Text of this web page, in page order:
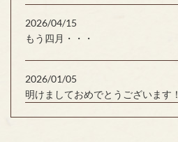
2026/04/15
もう四月・・・
2026/01/05
明けましておめでとうございます！